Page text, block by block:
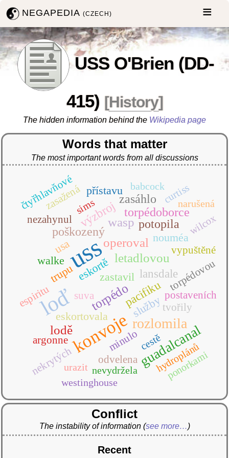
NEGAPEDIA(CZECH)
USS O'Brien (DD-
415) [History]
The hidden information behind the Wikipedia page
Words that matter
The most important words from all discussions
uss
loď
konvojerozlomila
guadalcanal
letadlovou
lodě
operoval
torpédo
wasp potopila
poškozený
torpédoborce
výzbroj
zasáhlo
lansdale
pacifiku
eskortovala
eskortě
nouméa
přístavu
služby
trupu
usa
walke
zastavil
argonne
espiritu
minulo
nekrytých
nezahynul
odvelena
postaveních
suva
torpédovou
tvořily
vypuštěné
zasažená
čtyřhlavňové babcock
cestě
curtiss
hydroplánů
narušená
nevydržela ponorkami
sims
urazit
westinghouse
wilcox
Conflict
The instability of information (see more…)
Recent